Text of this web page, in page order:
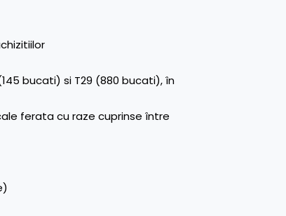
bucati) si T29 (880 bucati), în
ferata cu raze cuprinse între